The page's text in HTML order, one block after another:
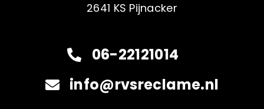
2641 KS Pijnacker
06-22121014
info@rvsreclame.nl